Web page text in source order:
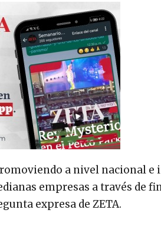
a nivel nacional e
empresas a través de
expresa de ZETA.